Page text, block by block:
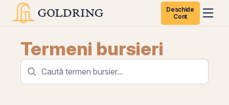
Deschide
Cont
Termeni bursieri